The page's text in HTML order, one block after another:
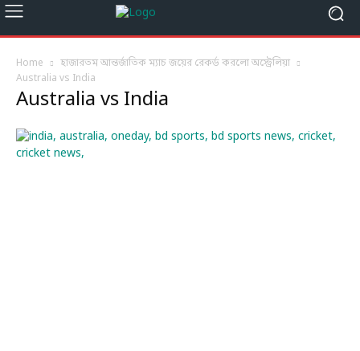
Home
হাজারতম আন্তর্জাতিক ম্যাচ জয়ের রেকর্ড করলো অস্ট্রেলিয়া
Australia vs India
Australia vs India